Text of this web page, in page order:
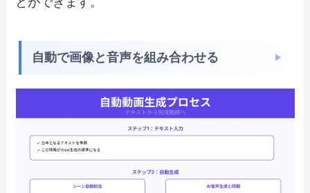
自動で画像と音声を組み合わせる